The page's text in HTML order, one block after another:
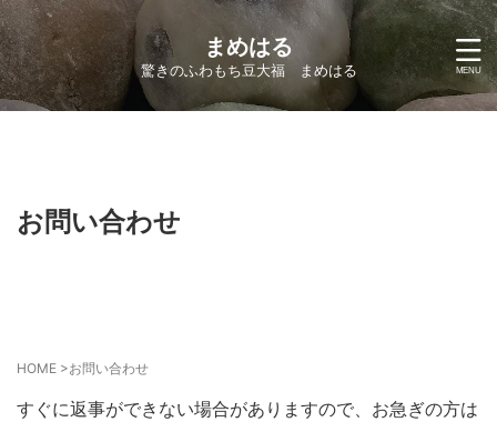
まめはる
驚きのふわもち豆大福 まめはる
お問い合わせ
HOME >お問い合わせ
すぐに返事ができない場合がありますので、お急ぎの方は